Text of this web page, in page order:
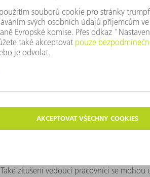
Také zkušení vedoucí pracovníci se mohou